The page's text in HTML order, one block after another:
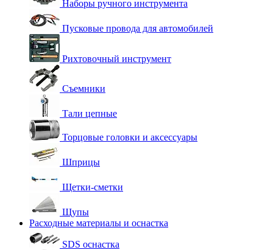
Наборы ручного инструмента
Пусковые провода для автомобилей
Рихтовочный инструмент
Съемники
Тали цепные
Торцовые головки и аксессуары
Шприцы
Щетки-сметки
Щупы
Расходные материалы и оснастка
SDS оснастка